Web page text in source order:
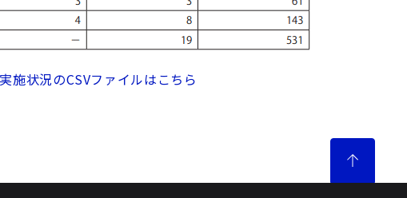
状況のCSVファイルはこちら